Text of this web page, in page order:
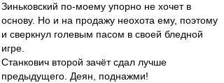
Зиньковский по-моему упорно не хочет в
основу. Но и на продажу неохота ему, поэтому
и сверкнул голевым пасом в своей бледной
игре.
Станкович второй зачёт сдал лучше
предыдущего. Деян, поднажми!